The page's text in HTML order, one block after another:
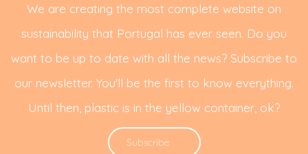
We are creating the most complete website on
sustainability that Portugal has ever seen. Do you
want to be up to date with all the news? Subscribe to
our newsletter. You'll be the first to know everything.
Until then, plastic is in the yellow container, ok?
Subscribe